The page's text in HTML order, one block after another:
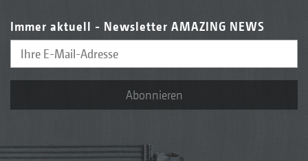
Immer aktuell - Newsletter AMAZING NEWS
Abonnieren